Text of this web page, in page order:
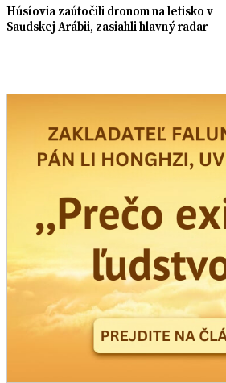
Húsíovia zaútočili dronom na letisko v
Saudskej Arábii, zasiahli hlavný radar